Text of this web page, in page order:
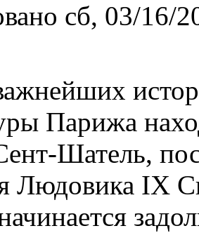
сб, 03/16/
Парижа
Шатель,
Людовика IX